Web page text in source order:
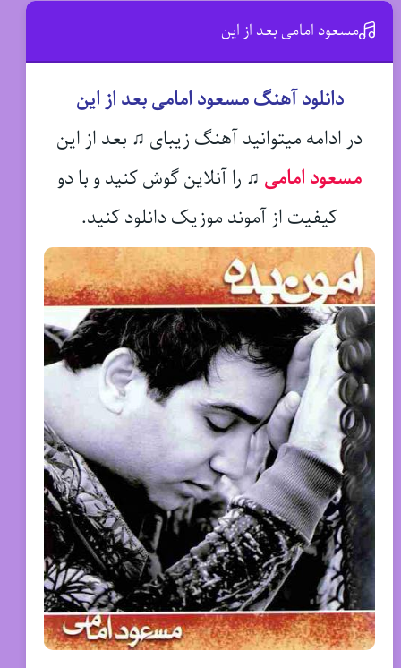
مسعود امامی بعد از این
دانلود آهنگ مسعود امامی بعد از این
در ادامه میتوانید آهنگ زیبای ♫ بعد از این
مسعود امامی ♫ را آنلاین گوش کنید و با دو
کیفیت از آموند موزیک دانلود کنید.